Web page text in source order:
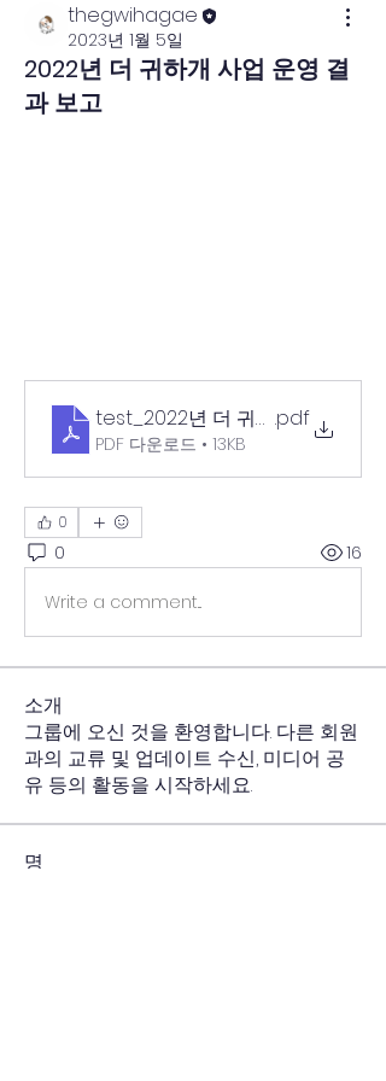
thegwihagae
2023년 1월 5일
2022년 더 귀하개 사업 운영 결
과 보고
test_2022년 더 귀하개 사업 운영
.pdf
PDF 다운로드 • 13KB
0
0 16
Write a comment...
소개
그룹에 오신 것을 환영합니다. 다른 회원
과의 교류 및 업데이트 수신, 미디어 공
유 등의 활동을 시작하세요.
명